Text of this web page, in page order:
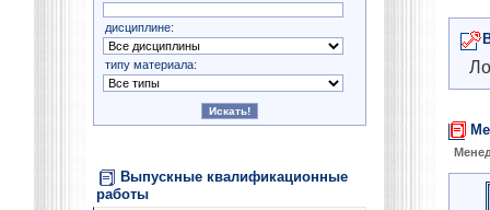
дисциплине:
типу материала:
Выпускные квалификационные
работы